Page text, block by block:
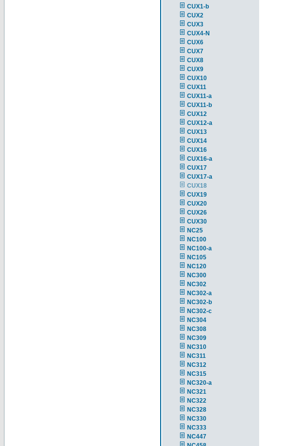
CUX1-b
CUX2
CUX3
CUX4-N
CUX6
CUX7
CUX8
CUX9
CUX10
CUX11
CUX11-a
CUX11-b
CUX12
CUX12-a
CUX13
CUX14
CUX16
CUX16-a
CUX17
CUX17-a
CUX18
CUX19
CUX20
CUX26
CUX30
NC25
NC100
NC100-a
NC105
NC120
NC300
NC302
NC302-a
NC302-b
NC302-c
NC304
NC308
NC309
NC310
NC311
NC312
NC315
NC320-a
NC321
NC322
NC328
NC330
NC333
NC447